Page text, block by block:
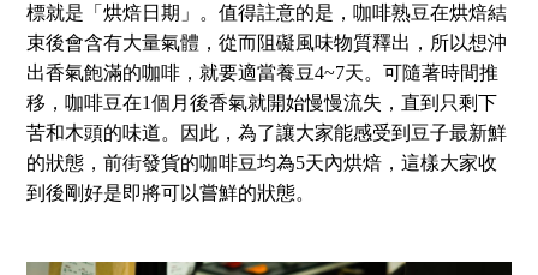
標就是「烘焙日期」。值得註意的是，咖啡熟豆在烘焙結
束後會含有大量氣體，從而阻礙風味物質釋出，所以想沖
出香氣飽滿的咖啡，就要適當養豆4~7天。可隨著時間推
移，咖啡豆在1個月後香氣就開始慢慢流失，直到只剩下
苦和木頭的味道。因此，為了讓大家能感受到豆子最新鮮
的狀態，前街發貨的咖啡豆均為5天內烘焙，這樣大家收
到後剛好是即將可以嘗鮮的狀態。